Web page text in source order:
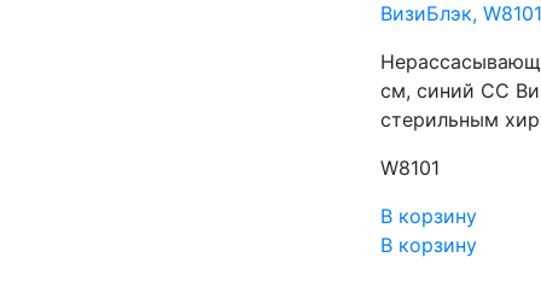
ВизиБлэк, W8101
см, синий СС
стерильным
W8101
В корзину
В корзину